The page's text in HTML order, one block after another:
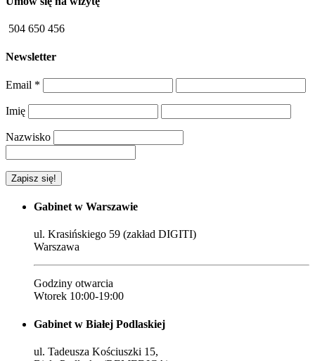
504 650 456
Newsletter
Email *
Imię
Nazwisko
Gabinet w Warszawie
ul. Krasińskiego 59 (zakład DIGITI)
Warszawa
Godziny otwarcia
Wtorek 10:00-19:00
Gabinet w Białej Podlaskiej
ul. Tadeusza Kościuszki 15,